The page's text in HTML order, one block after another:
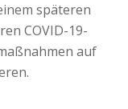
späteren
COVID-19-
auf